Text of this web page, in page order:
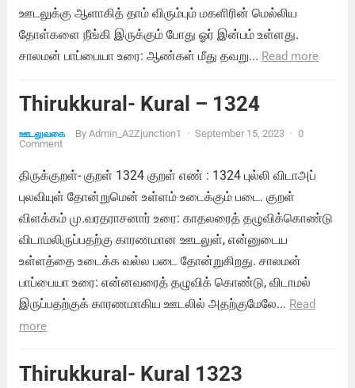
ஊடலுக்கு ஆளாகித் தாம் விரும்பும் மகளிரின் மெல்லிய
தோள்களை நீங்கி இருக்கும் போது ஓர் இன்பம் உள்ளது.
சாலமன் பாப்பையா உரை: ஆண்கள் மீது தவறு... Read more
Thirukkural- Kural – 1324
ஊடலுவகை By Admin_A2Zjunction1 · September 15, 2023 · 0
Comment
திருக்குறள்- குறள் 1324 குறள் எண் : 1324 புல்லி விடாஅப்
புலவியுள் தோன்றுமென் உள்ளம் உடைக்கும் படை. குறள்
விளக்கம் மு.வரதராசனார் உரை: காதலரைத் தழுவிக்கொண்டு
விடாமலிருப்பதற்கு காரணமான ஊடலுள், என்னுடைய
உள்ளத்தை உடைக்க வல்ல படை தோன்றுகிறது. சாலமன்
பாப்பையா உரை: என்னவரைத் தழுவிக் கொண்டு, விடாமல்
இருப்பதற்குக் காரணமாகிய ஊடலில் அதற்குமேலே... Read
more
Thirukkural- Kural 1323